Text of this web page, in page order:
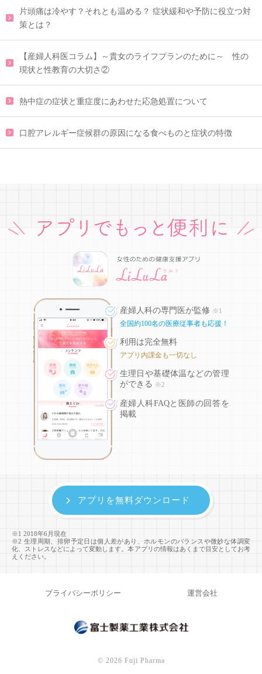
片頭痛は冷やす？それとも温める？ 症状緩和や予防に役立つ対
策とは？
【産婦人科医コラム】～貴女のライフプランのために～ 性の
現状と性教育の大切さ②
熱中症の症状と重症度にあわせた応急処置について
口腔アレルギー症候群の原因になる食べものと症状の特徴
産婦人科の専門医が監修 ※1
全国約100名の医療従事者も応援！
利用は完全無料
アプリ内課金も一切なし
生理日や基礎体温などの管理
ができる
※2
産婦人科FAQと医師の回答を
掲載
※1 2018年6月現在
※2 生理周期、排卵予定日は個人差があり、ホルモンのバランスや微妙な体調変
化、ストレスなどによって変動します。本アプリの情報はあくまで目安としてお考
えください。
アプリを無料ダウンロード
プライバシーポリシー 運営会社
© 2026 Fuji Pharma